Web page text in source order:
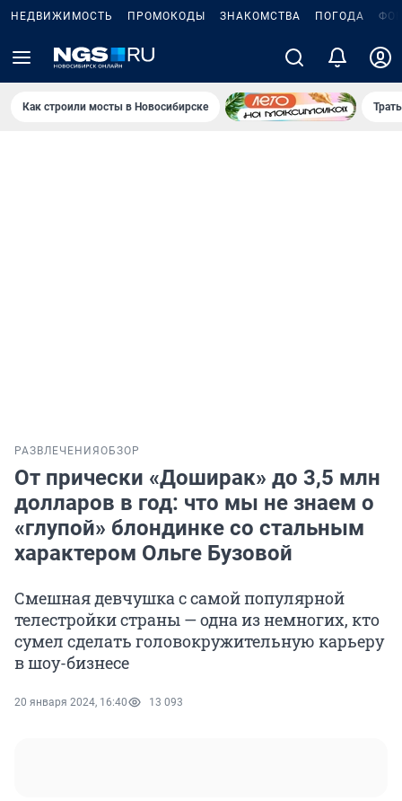
НЕДВИЖИМОСТЬ ПРОМОКОДЫ ЗНАКОМСТВА ПОГОДА
Как строили мосты в Новосибирске
РАЗВЛЕЧЕНИЯ ОБЗОР
От прически «Доширак» до 3,5 млн
долларов в год: что мы не знаем о
«глупой» блондинке со стальным
характером Ольге Бузовой
Смешная девчушка с самой популярной
телестройки страны — одна из немногих, кто
сумел сделать головокружительную карьеру
в шоу-бизнесе
20 января 2024, 16:40 13 093